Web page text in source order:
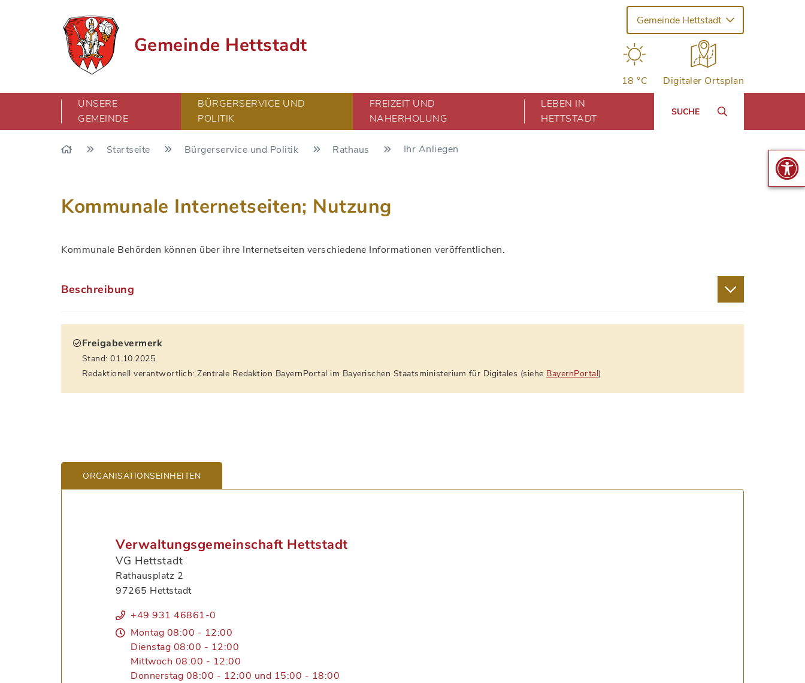
Gemeinde Hettstadt
Gemeinde Hettstadt
18 °C
Digitaler Ortsplan
UNSERE
GEMEINDE
BÜRGERSERVICE UND
POLITIK
FREIZEIT UND
NAHERHOLUNG
LEBEN IN
HETTSTADT
SUCHE
Startseite Bürgerservice und Politik Rathaus Ihr Anliegen
Kommunale Internetseiten; Nutzung
Kommunale Behörden können über ihre Internetseiten verschiedene Informationen veröffentlichen.
Beschreibung
Freigabevermerk
Stand: 01.10.2025
Redaktionell verantwortlich: Zentrale Redaktion BayernPortal im Bayerischen Staatsministerium für Digitales (siehe BayernPortal)
ORGANISATIONS­EINHEITEN
Verwaltungsgemeinschaft Hettstadt
VG Hettstadt
Rathausplatz 2
97265 Hettstadt
+49 931 46861-0
Montag 08:00 - 12:00
Dienstag 08:00 - 12:00
Mittwoch 08:00 - 12:00
Donnerstag 08:00 - 12:00 und 15:00 - 18:00